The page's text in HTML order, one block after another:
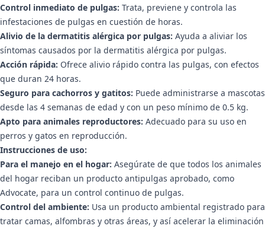
Control inmediato de pulgas: Trata, previene y controla las
infestaciones de pulgas en cuestión de horas.
Alivio de la dermatitis alérgica por pulgas: Ayuda a aliviar los
síntomas causados por la dermatitis alérgica por pulgas.
Acción rápida: Ofrece alivio rápido contra las pulgas, con efectos
que duran 24 horas.
Seguro para cachorros y gatitos: Puede administrarse a mascotas
desde las 4 semanas de edad y con un peso mínimo de 0.5 kg.
Apto para animales reproductores: Adecuado para su uso en
perros y gatos en reproducción.
Instrucciones de uso:
Para el manejo en el hogar: Asegúrate de que todos los animales
del hogar reciban un producto antipulgas aprobado, como
Advocate, para un control continuo de pulgas.
Control del ambiente: Usa un producto ambiental registrado para
tratar camas, alfombras y otras áreas, y así acelerar la eliminación